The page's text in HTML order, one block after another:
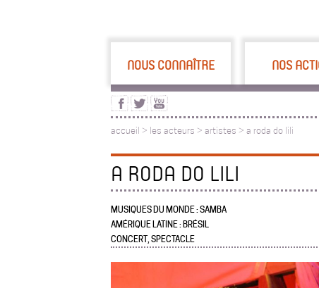
NOUS CONNAÎTRE NOS
accueil > les acteurs > artistes > a roda do lili
A RODA DO LILI
MUSIQUES DU MONDE : SAMBA
AMÉRIQUE LATINE : BRÉSIL
CONCERT, SPECTACLE